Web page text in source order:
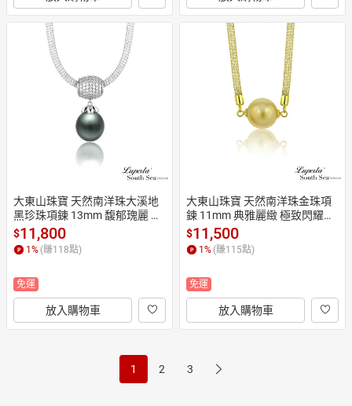
大東山珠寶 天然南洋珠大溪地
黑珍珠項鍊 13mm 馥郁瑰麗 極
致閃耀系列
$11,800
1 % (賺118點)
免運
放入購物車
大東山珠寶 天然南洋珠金珠項
鍊 11mm 典雅麗緻 極致閃耀系
列
$11,500
1 % (賺115點)
免運
放入購物車
1 2 3